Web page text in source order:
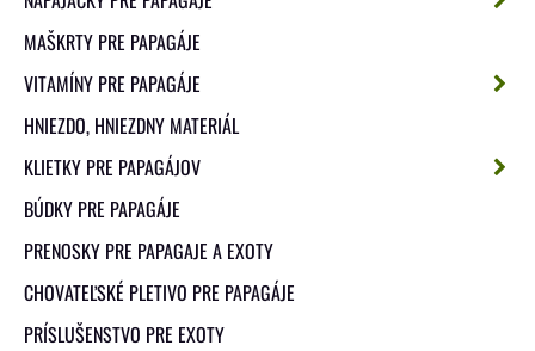
MAŠKRTY PRE PAPAGÁJE
VITAMÍNY PRE PAPAGÁJE
HNIEZDO, HNIEZDNY MATERIÁL
KLIETKY PRE PAPAGÁJOV
BÚDKY PRE PAPAGÁJE
PRENOSKY PRE PAPAGAJE A EXOTY
CHOVATEĽSKÉ PLETIVO PRE PAPAGÁJE
PRÍSLUŠENSTVO PRE EXOTY